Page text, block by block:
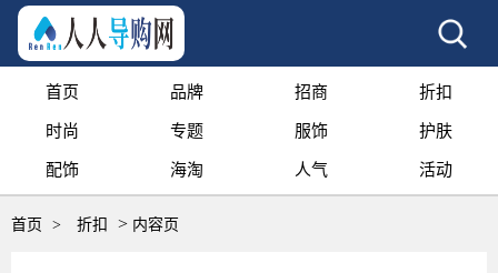
首页 品牌 招商 折扣
时尚 专题 服饰 护肤
配饰 海淘 人气 活动
首页 > 折扣 > 内容页